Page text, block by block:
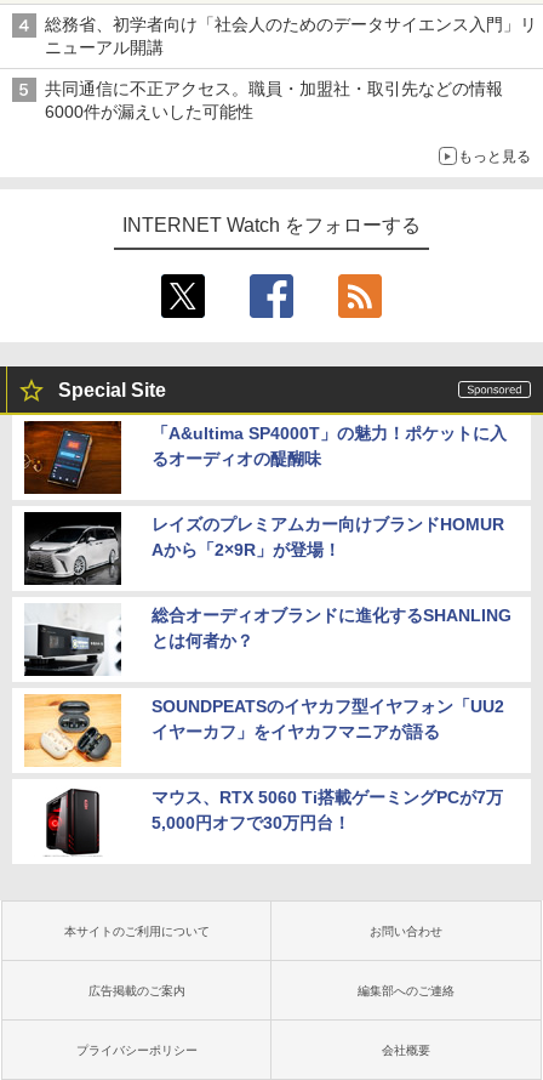
総務省、初学者向け「社会人のためのデータサイエンス入門」リ
ニューアル開講
共同通信に不正アクセス。職員・加盟社・取引先などの情報
6000件が漏えいした可能性
もっと見る
INTERNET Watch をフォローする
Special Site
「A&ultima SP4000T」の魅力！ポケットに入
るオーディオの醍醐味
レイズのプレミアムカー向けブランドHOMUR
Aから「2×9R」が登場！
総合オーディオブランドに進化するSHANLING
とは何者か？
SOUNDPEATSのイヤカフ型イヤフォン「UU2
イヤーカフ」をイヤカフマニアが語る
マウス、RTX 5060 Ti搭載ゲーミングPCが7万
5,000円オフで30万円台！
本サイトのご利用について お問い合わせ
広告掲載のご案内 編集部へのご連絡
プライバシーポリシー 会社概要